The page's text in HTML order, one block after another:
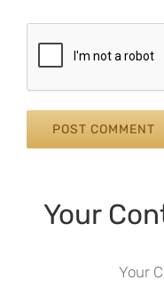
Your
Your